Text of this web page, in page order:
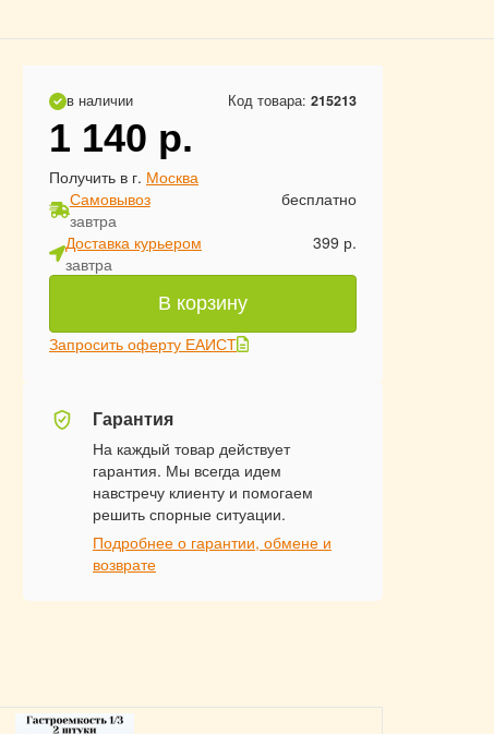
в наличии Код товара: 215213
1 140 р.
Получить в г. Москва
Самовывоз
завтра
бесплатно
Доставка курьером
завтра
399 р.
В корзину
Запросить оферту ЕАИСТ
Гарантия
На каждый товар действует
гарантия. Мы всегда идем
навстречу клиенту и помогаем
решить спорные ситуации.
Подробнее о гарантии, обмене и
возврате